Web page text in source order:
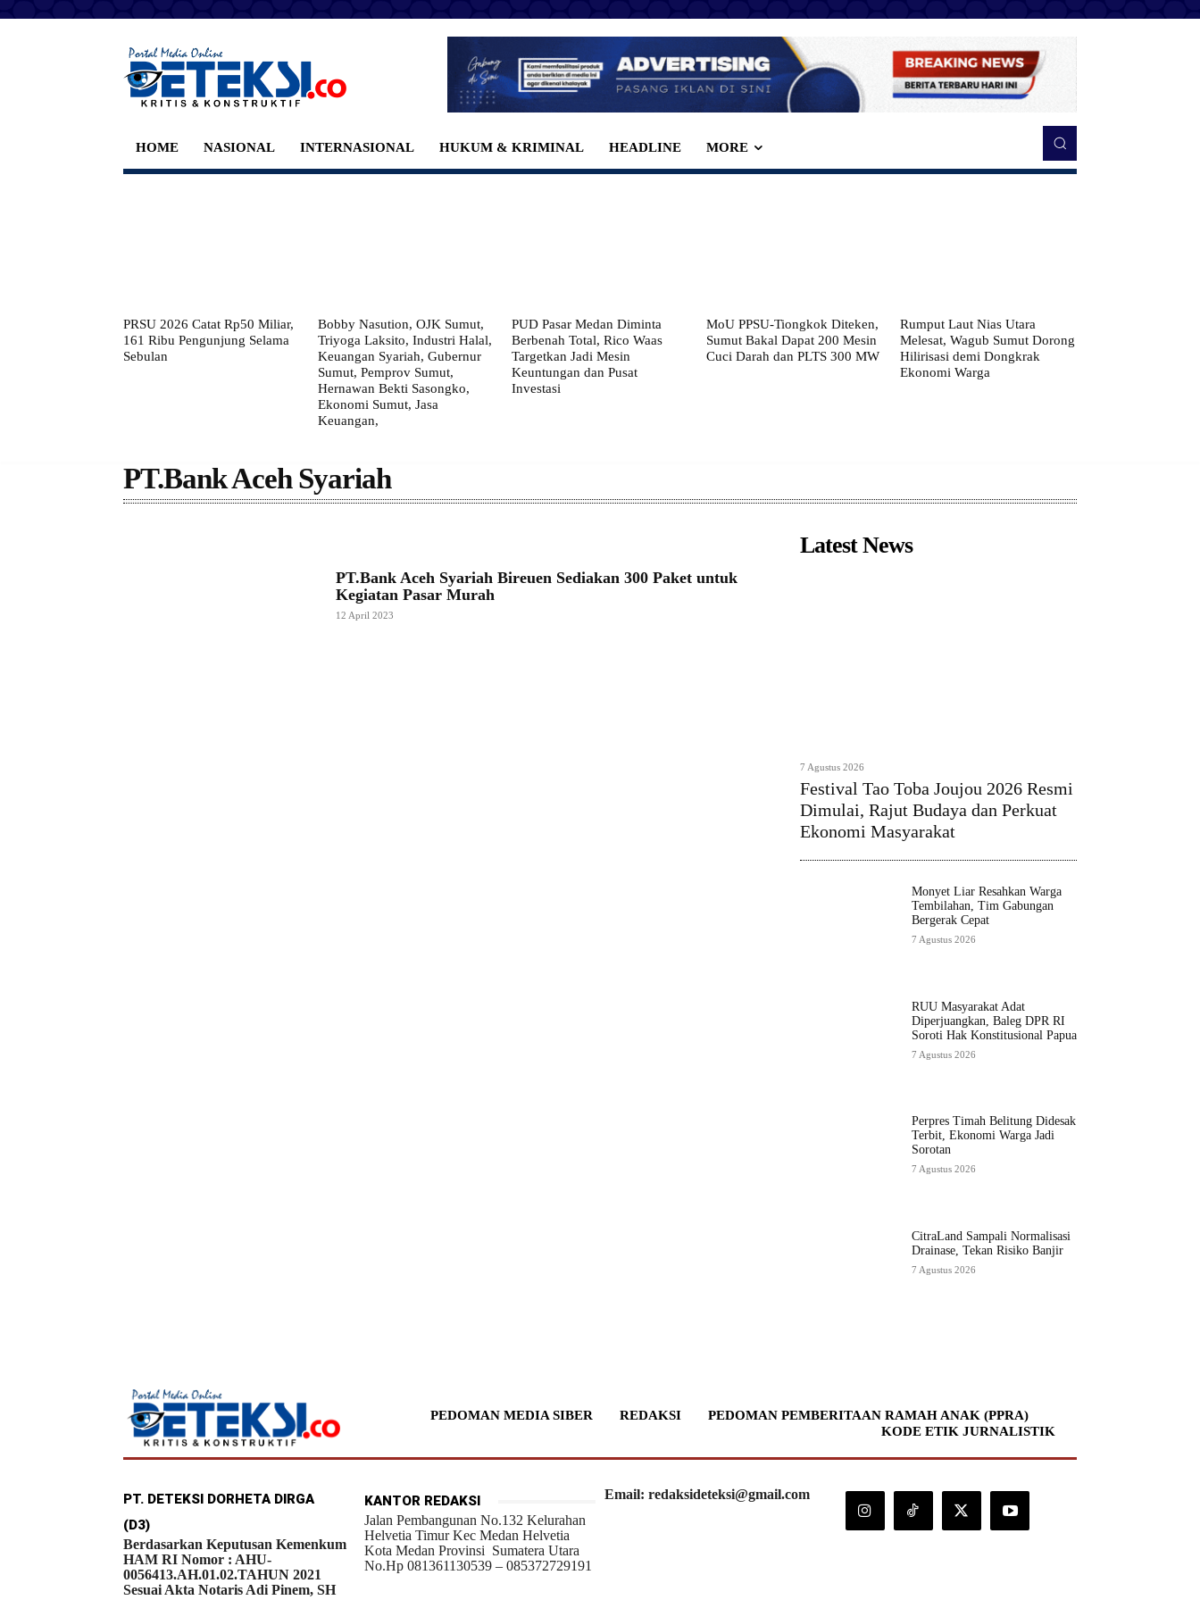
HOME NASIONAL INTERNASIONAL HUKUM & KRIMINAL HEADLINE MORE
PRSU 2026 Catat Rp50 Miliar,
161 Ribu Pengunjung Selama
Sebulan
Bobby Nasution, OJK Sumut,
Triyoga Laksito, Industri Halal,
Keuangan Syariah, Gubernur
Sumut, Pemprov Sumut,
Hernawan Bekti Sasongko,
Ekonomi Sumut, Jasa
Keuangan,
PUD Pasar Medan Diminta
Berbenah Total, Rico Waas
Targetkan Jadi Mesin
Keuntungan dan Pusat
Investasi
MoU PPSU-Tiongkok Diteken,
Sumut Bakal Dapat 200 Mesin
Cuci Darah dan PLTS 300 MW
Rumput Laut Nias Utara
Melesat, Wagub Sumut Dorong
Hilirisasi demi Dongkrak
Ekonomi Warga
PT.Bank Aceh Syariah
PT.Bank Aceh Syariah Bireuen Sediakan 300 Paket untuk
Kegiatan Pasar Murah
12 April 2023
Latest News
7 Agustus 2026
Festival Tao Toba Joujou 2026 Resmi
Dimulai, Rajut Budaya dan Perkuat
Ekonomi Masyarakat
Monyet Liar Resahkan Warga
Tembilahan, Tim Gabungan
Bergerak Cepat
7 Agustus 2026
RUU Masyarakat Adat
Diperjuangkan, Baleg DPR RI
Soroti Hak Konstitusional Papua
7 Agustus 2026
Perpres Timah Belitung Didesak
Terbit, Ekonomi Warga Jadi
Sorotan
7 Agustus 2026
CitraLand Sampali Normalisasi
Drainase, Tekan Risiko Banjir
7 Agustus 2026
PEDOMAN MEDIA SIBER REDAKSI
PEDOMAN PEMBERITAAN RAMAH ANAK (PPRA)
KODE ETIK JURNALISTIK
PT. DETEKSI DORHETA DIRGA
(D3)
Berdasarkan Keputusan Kemenkum
HAM RI Nomor : AHU-
0056413.AH.01.02.TAHUN 2021
Sesuai Akta Notaris Adi Pinem, SH
KANTOR REDAKSI
Jalan Pembangunan No.132 Kelurahan
Helvetia Timur Kec Medan Helvetia
Kota Medan Provinsi Sumatera Utara
No.Hp 081361130539 – 085372729191
Email: redaksideteksi@gmail.com